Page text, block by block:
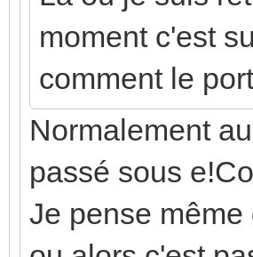
moment c'est
comment le
Normalement
passé sous
Je pense